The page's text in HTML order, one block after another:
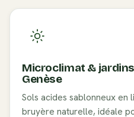
Microclimat &
Genèse
Sols acides sablonneux en
bruyère naturelle, idéale